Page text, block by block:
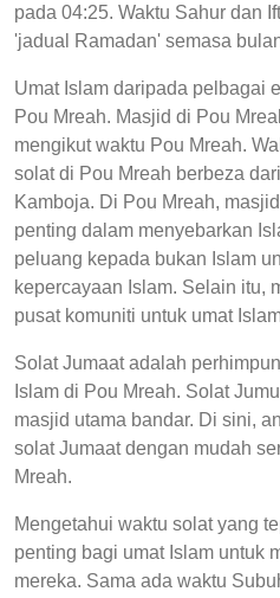
pada 04:25. Waktu Sahur dan
'jadual Ramadan' semasa
Umat Islam daripada pelbagai
Pou Mreah. Masjid di Pou
mengikut waktu Pou Mreah.
solat di Pou Mreah berbeza
Kamboja. Di Pou Mreah,
penting dalam menyebarkan
peluang kepada bukan Islam
kepercayaan Islam. Selain itu,
pusat komuniti untuk umat
Solat Jumaat adalah
Islam di Pou Mreah. Solat
masjid utama bandar. Di sini,
solat Jumaat dengan mudah
Mreah.
Mengetahui waktu solat yang
penting bagi umat Islam untuk
mereka. Sama ada waktu